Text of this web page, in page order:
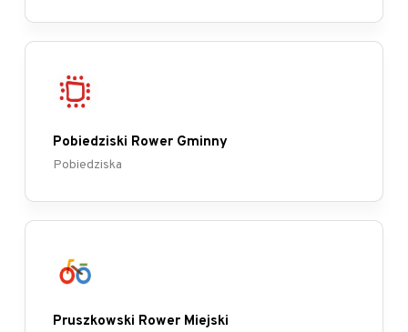
Pobiedziski Rower Gminny
Pobiedziska
Pruszkowski Rower Miejski